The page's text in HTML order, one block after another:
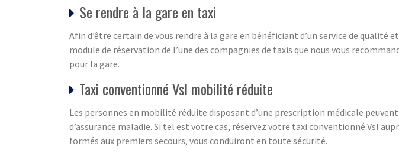
Se rendre à la gare en taxi
Afin d’être certain de vous rendre à la gare en bénéficiant d’un service de
module de réservation de l’une des compagnies de taxis que nous vous
pour la gare.
Taxi conventionné Vsl mobilité réduite
Les personnes en mobilité réduite disposant d’une prescription médicale
d’assurance maladie. Si tel est votre cas, réservez votre taxi conventionné Vsl
formés aux premiers secours, vous conduiront en toute sécurité.